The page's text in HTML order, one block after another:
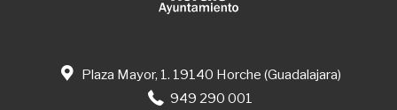
Plaza Mayor, 1. 19140 Horche (Guadalajara)
949 290 001